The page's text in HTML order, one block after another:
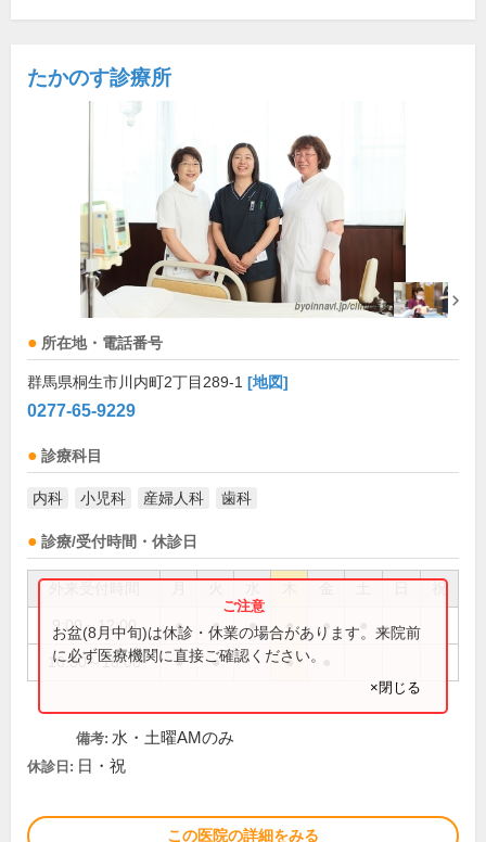
たかのす診療所
所在地・電話番号
群馬県桐生市川内町2丁目289-1 [地図]
0277-65-9229
診療科目
内科 小児科 産婦人科 歯科
診療/受付時間・休診日
祝
9:00～12:00 ● ● ● ● ●
16:30～18:00 ● ● ●
お盆(8月中旬)は休診・休業の場合があります。来院前
に必ず医療機関に直接ご確認ください。
×閉じる
備考: 水・土曜AMのみ
休診日: 日・祝
この医院の詳細をみる